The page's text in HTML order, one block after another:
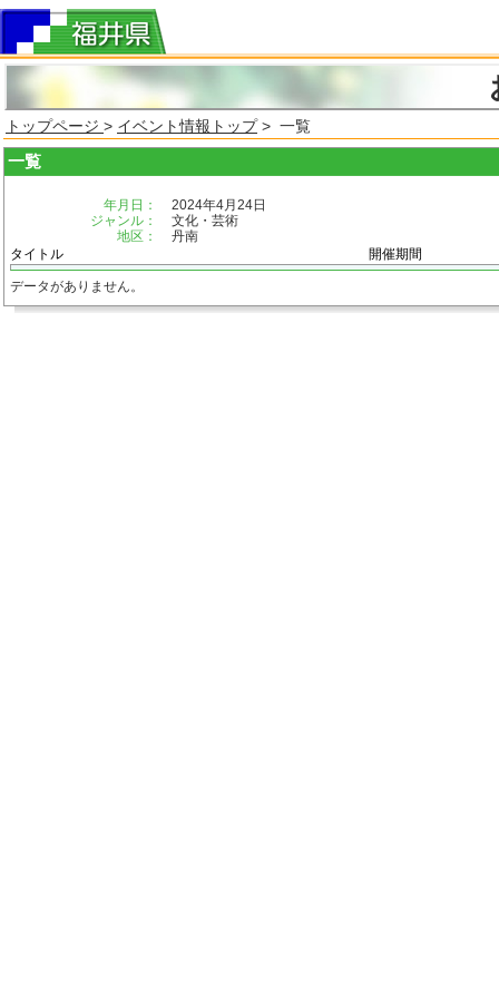
トップページ > イベント情報トップ> 一覧
一覧
年月日：
2024年4月24日
ジャンル：
文化・芸術
地区：
丹南
タイトル
開催期間
データがありません。